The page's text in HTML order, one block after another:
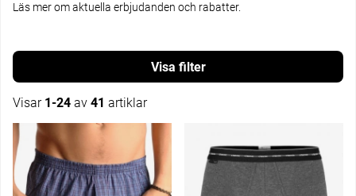
Läs mer omaktuella erbjudanden och rabatter.
Filtrera
Visar 1-24 av 41 artiklar
Produkter